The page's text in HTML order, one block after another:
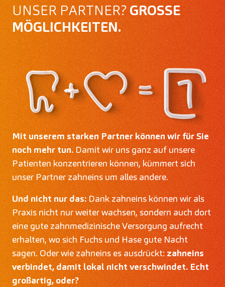
UNSER PARTNER? GROSSE M
ÖGLICHKEITEN.
Mit unserem starken Partner können wir für Sie
noch mehr tun. Damit wir uns ganz auf unsere
Patienten konzentrieren können, kümmert sich
unser Partner zahneins um alles andere.
Und nicht nur das: Dank zahneins können wir als
Praxis nicht nur weiter wachsen, sondern auch dort
eine gute zahnmedizinische Versorgung aufrecht
erhalten, wo sich Fuchs und Hase gute Nacht
sagen. Oder wie zahneins es ausdrückt: zahneins
verbindet, damit lokal nicht verschwindet. Echt
großartig, oder?